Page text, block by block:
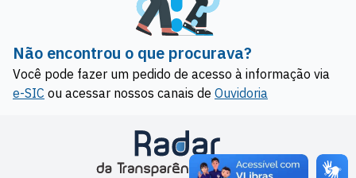
Não encontrou o que procurava?
Você pode fazer um pedido de acesso à informação via
e-SIC ou acessar nossos canais de Ouvidoria